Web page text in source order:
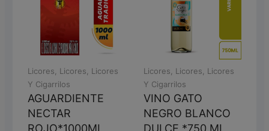
Licores, Licores, Licores
Y Cigarrilos
AGUARDIENTE
NECTAR
Licores, Licores, Licores
Y Cigarrilos
VINO GATO
NEGRO BLANCO